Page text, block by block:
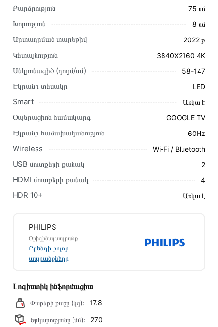
Այս ապրանքը գնելու համար սեղմեք
«Ավելացնել
զամբյուղին»
Կարող եք նաև պատվիրել՝ զանգահարելով կայքում նշված
կոնտակտային համարներին։
Կայքում տվյալ ապրանքի՝ Հեռուստացույց PHILIPS
58PUS8507/60 առաքման և վճարման պայմանները վավեր
Մեր պրոֆեսիոնալ մենեջերները կմշակեն պատվերը և
պայմանները։ Նախքան առցանց պատվեր տեղադրելը,
խորհուրդ ենք տալիս կարդալ նկարագրությունը,
կատարվում է 14 օրվա ընթացքում:
Բարձրություն 75 սմ
Խորություն 8 սմ
Արտադրման տարեթիվ 2022 թ
Կետայնություն 3840X2160 4K
Անկյունագիծ (դույմ/սմ) 58-147
Էկրանի տեսակը LED
Smart Առկա է
Օպերացիոն համակարգ GOOGLE TV
Էկրանի հաճախականություն 60Hz
Wireless Wi-Fi / Bluetooth
USB մուտքերի քանակ 2
HDMI մուտքերի քանակ 4
HDR 10+ Առկա է
PHILIPS
Օրիգինալ ապրանք
Բրենդի բոլոր
ապրանքները
Լոգիստիկ ինֆորմացիա
Փաթեթի քաշը (կգ): 17.8
Երկարությունը (մմ): 270